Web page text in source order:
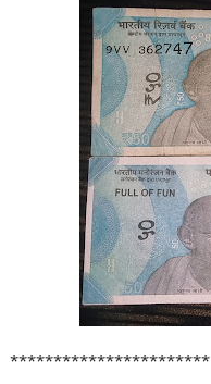
***********************